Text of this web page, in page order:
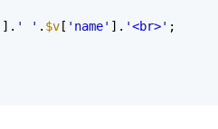
]. ' ' . $v [ 'name' ]. '<br>' ;